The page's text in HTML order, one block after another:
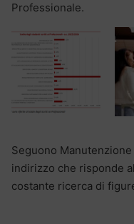
Professionale.
Seguono
indirizzo che risponde
costante ricerca di